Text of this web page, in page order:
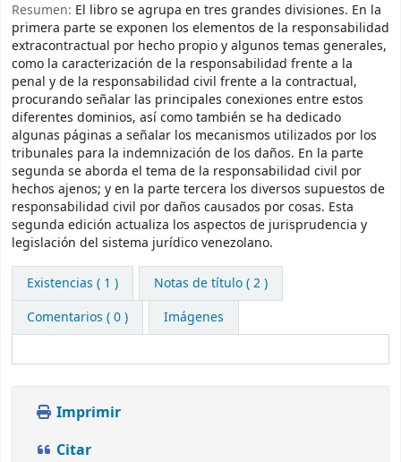
Resumen: El libro se agrupa en tres grandes divisiones. En la
primera parte se exponen los elementos de la responsabilidad
extracontractual por hecho propio y algunos temas generales,
como la caracterización de la responsabilidad frente a la
penal y de la responsabilidad civil frente a la contractual,
procurando señalar las principales conexiones entre estos
diferentes dominios, así como también se ha dedicado
algunas páginas a señalar los mecanismos utilizados por los
tribunales para la indemnización de los daños. En la parte
segunda se aborda el tema de la responsabilidad civil por
hechos ajenos; y en la parte tercera los diversos supuestos de
responsabilidad civil por daños causados por cosas. Esta
segunda edición actualiza los aspectos de jurisprudencia y
legislación del sistema jurídico venezolano.
Existencias ( 1 )
Notas de título ( 2 )
Comentarios ( 0 )
Imágenes
Imprimir
Citar